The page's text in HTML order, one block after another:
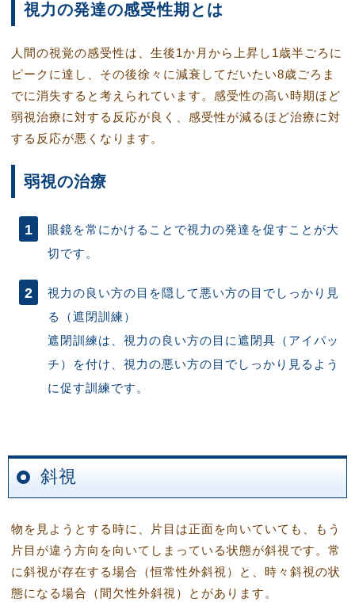
視力の発達の感受性期とは
人間の視覚の感受性は、生後1か月から上昇し1歳半ごろに
ピークに達し、その後徐々に減衰してだいたい8歳ごろま
でに消失すると考えられています。感受性の高い時期ほど
弱視治療に対する反応が良く、感受性が減るほど治療に対
する反応が悪くなります。
弱視の治療
眼鏡を常にかけることで視力の発達を促すことが大
切です。
視力の良い方の目を隠して悪い方の目でしっかり見
る（遮閉訓練）
遮閉訓練は、視力の良い方の目に遮閉具（アイパッ
チ）を付け、視力の悪い方の目でしっかり見るよう
に促す訓練です。
斜視
物を見ようとする時に、片目は正面を向いていても、もう
片目が違う方向を向いてしまっている状態が斜視です。常
に斜視が存在する場合（恒常性外斜視）と、時々斜視の状
態になる場合（間欠性外斜視）とがあります。